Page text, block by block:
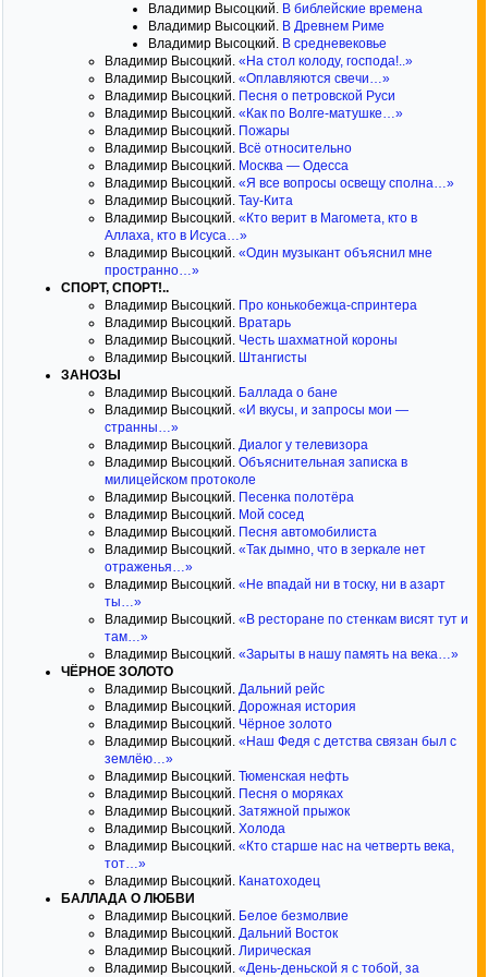
Владимир Высоцкий. В библейские времена
Владимир Высоцкий. В Древнем Риме
Владимир Высоцкий. В средневековье
Владимир Высоцкий. «На стол колоду, господа!..»
Владимир Высоцкий. «Оплавляются свечи…»
Владимир Высоцкий. Песня о петровской Руси
Владимир Высоцкий. «Как по Волге-матушке…»
Владимир Высоцкий. Пожары
Владимир Высоцкий. Всё относительно
Владимир Высоцкий. Москва — Одесса
Владимир Высоцкий. «Я все вопросы освещу сполна…»
Владимир Высоцкий. Тау-Кита
Владимир Высоцкий. «Кто верит в Магомета, кто в
Аллаха, кто в Исуса…»
Владимир Высоцкий. «Один музыкант объяснил мне
пространно…»
СПОРТ, СПОРТ!..
Владимир Высоцкий. Про конькобежца-спринтера
Владимир Высоцкий. Вратарь
Владимир Высоцкий. Честь шахматной короны
Владимир Высоцкий. Штангисты
ЗАНОЗЫ
Владимир Высоцкий. Баллада о бане
Владимир Высоцкий. «И вкусы, и запросы мои —
странны…»
Владимир Высоцкий. Диалог у телевизора
Владимир Высоцкий. Объяснительная записка в
милицейском протоколе
Владимир Высоцкий. Песенка полотёра
Владимир Высоцкий. Мой сосед
Владимир Высоцкий. Песня автомобилиста
Владимир Высоцкий. «Так дымно, что в зеркале нет
отраженья…»
Владимир Высоцкий. «Не впадай ни в тоску, ни в азарт
ты…»
Владимир Высоцкий. «В ресторане по стенкам висят тут и
там…»
Владимир Высоцкий. «Зарыты в нашу память на века…»
ЧЁРНОЕ ЗОЛОТО
Владимир Высоцкий. Дальний рейс
Владимир Высоцкий. Дорожная история
Владимир Высоцкий. Чёрное золото
Владимир Высоцкий. «Наш Федя с детства связан был с
землёю…»
Владимир Высоцкий. Тюменская нефть
Владимир Высоцкий. Песня о моряках
Владимир Высоцкий. Затяжной прыжок
Владимир Высоцкий. Холода
Владимир Высоцкий. «Кто старше нас на четверть века,
тот…»
Владимир Высоцкий. Канатоходец
БАЛЛАДА О ЛЮБВИ
Владимир Высоцкий. Белое безмолвие
Владимир Высоцкий. Дальний Восток
Владимир Высоцкий. Лирическая
Владимир Высоцкий. «День-деньской я с тобой, за